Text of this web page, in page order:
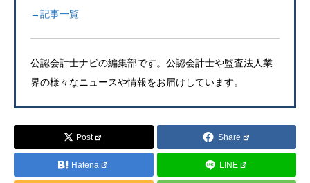
→記事一覧
公認会計士ナビの編集部です。公認会計士や監査法人業
界の様々なニュースや情報をお届けしています。
Post Share
Hatena LINE